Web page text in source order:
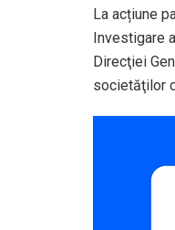
La acțiune
Investigare
Direcţiei
societăţilor